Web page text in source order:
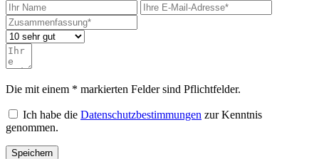
Die mit einem * markierten Felder sind Pflichtfelder.
Ich habe die Datenschutzbestimmungen zur Kenntnis
genommen.
Speichern